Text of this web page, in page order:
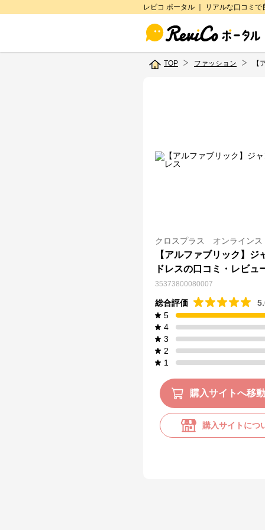
レビコ ポータル ｜ リアルな口コミ
TOP ファッション 【
クロスプラス オンラインス
【アルファブリック】ジ
ドレスの口コミ・レビュ
35373800080007
総合評価
5
4
3
2
1
購入サイトへ移動
購入サイトにつ